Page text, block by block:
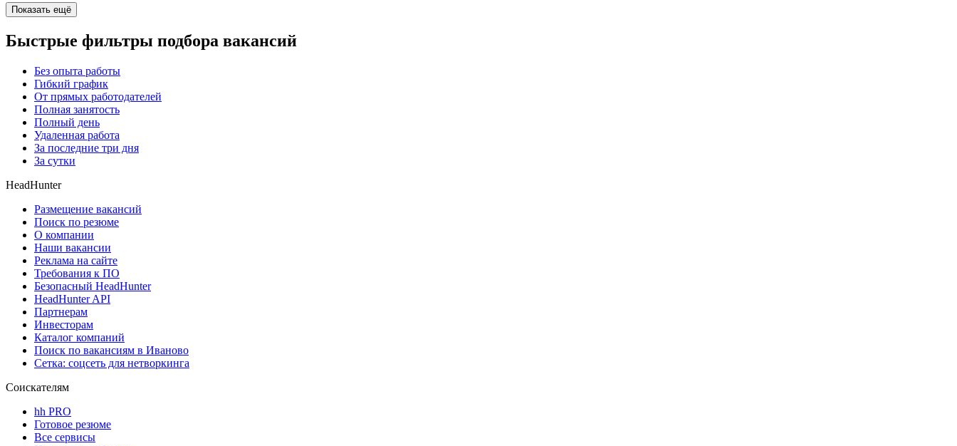
Показать ещё
Быстрые фильтры подбора вакансий
Без опыта работы
Гибкий график
От прямых работодателей
Полная занятость
Полный день
Удаленная работа
За последние три дня
За сутки
HeadHunter
Размещение вакансий
Поиск по резюме
О компании
Наши вакансии
Реклама на сайте
Требования к ПО
Безопасный HeadHunter
HeadHunter API
Партнерам
Инвесторам
Каталог компаний
Поиск по вакансиям в Иваново
Сетка: соцсеть для нетворкинга
Соискателям
hh PRO
Готовое резюме
Все сервисы